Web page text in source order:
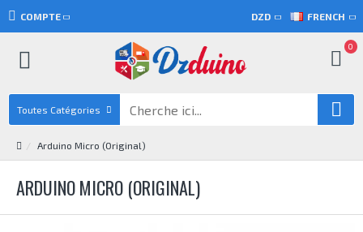
COMPTE DZD FRENCH
0
Toutes Catégories
Arduino Micro (Original)
ARDUINO MICRO (ORIGINAL)